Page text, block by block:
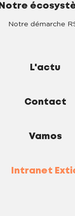
Notre
Notre démarche
L'actu
Contact
Vamos
Intranet